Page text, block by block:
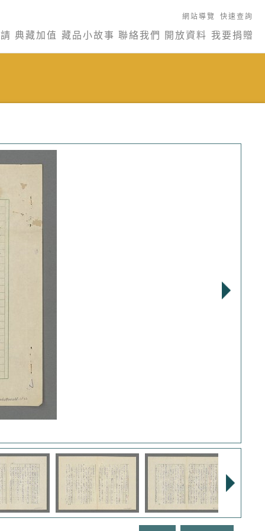
網站導覽 快速查詢
典藏加值 藏品小故事 聯絡我們 開放資料 我要捐贈